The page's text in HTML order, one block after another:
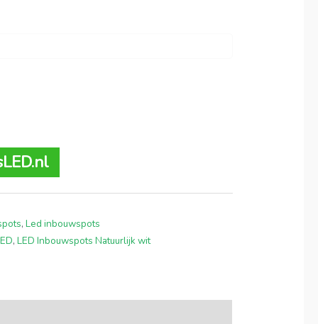
,Led inbouwspots
,LED Inbouwspots Natuurlijk wit